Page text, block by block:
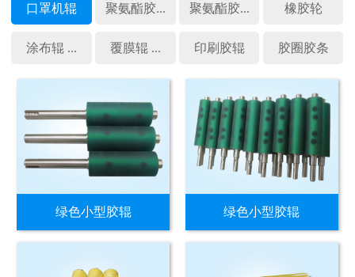
口罩机辊 聚氨酯胶... 聚氨酯胶... 橡胶轮
涂布辊 ... 覆膜辊 ... 印刷胶辊 胶圈胶条
绿色小型胶辊 绿色小型胶辊